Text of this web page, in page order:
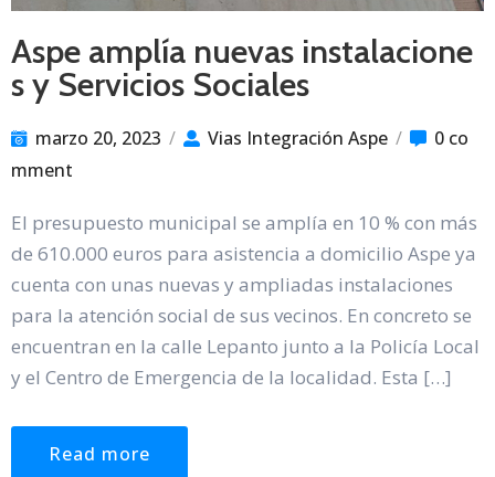
Aspe amplía nuevas instalacione
s y Servicios Sociales
marzo 20, 2023 / Vias Integración Aspe /
0 co
mment
El presupuesto municipal se amplía en 10 % con más
de 610.000 euros para asistencia a domicilio Aspe ya
cuenta con unas nuevas y ampliadas instalaciones
para la atención social de sus vecinos. En concreto se
encuentran en la calle Lepanto junto a la Policía Local
y el Centro de Emergencia de la localidad. Esta […]
Read more